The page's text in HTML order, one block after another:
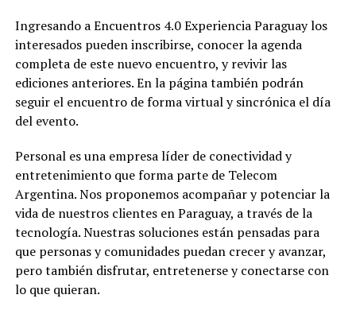
Ingresando a Encuentros 4.0 Experiencia Paraguay los
interesados pueden inscribirse, conocer la agenda
completa de este nuevo encuentro, y revivir las
ediciones anteriores. En la página también podrán
seguir el encuentro de forma virtual y sincrónica el día
del evento.
Personal es una empresa líder de conectividad y
entretenimiento que forma parte de Telecom
Argentina. Nos proponemos acompañar y potenciar la
vida de nuestros clientes en Paraguay, a través de la
tecnología. Nuestras soluciones están pensadas para
que personas y comunidades puedan crecer y avanzar,
pero también disfrutar, entretenerse y conectarse con
lo que quieran.